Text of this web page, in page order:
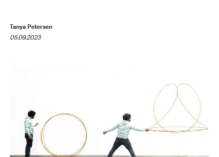
Tanya Petersen
05.09.2023